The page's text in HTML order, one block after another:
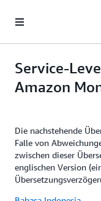
Überspringen zum
Service-
Amazon
Die nachstehende
Falle von
zwischen dieser
englischen Version